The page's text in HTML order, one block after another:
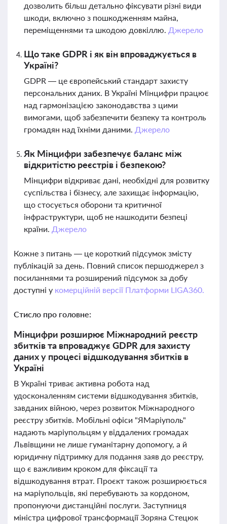
дозволить більш детально фіксувати різні види
шкоди, включно з пошкодженням майна,
переміщеннями та шкодою довкіллю. Джерело
Що таке GDPR і як він впроваджується в
Україні?
GDPR — це європейський стандарт захисту
персональних даних. В Україні Мінцифри працює
над гармонізацією законодавства з цими
вимогами, щоб забезпечити безпеку та контроль
громадян над їхніми даними. Джерело
Як Мінцифри забезпечує баланс між
відкритістю реєстрів і безпекою?
Мінцифри відкриває дані, необхідні для розвитку
суспільства і бізнесу, але захищає інформацію,
що стосується оборони та критичної
інфраструктури, щоб не нашкодити безпеці
країни. Джерело
Кожне з питань — це короткий підсумок змісту
публікацій за день. Повний список першоджерел з
посиланнями та розширений підсумок за добу
доступні у комерційній версії Платформи LIGA360.
Стисло про головне:
Мінцифри розширює Міжнародний реєстр
збитків та впроваджує GDPR для захисту
даних у процесі відшкодування збитків в
Україні
В Україні триває активна робота над
удосконаленням системи відшкодування збитків,
завданих війною, через розвиток Міжнародного
реєстру збитків. Мобільні офіси "ЯМаріуполь"
надають маріупольцям у віддалених громадах
Львівщини не лише гуманітарну допомогу, а й
юридичну підтримку для подання заяв до реєстру,
що є важливим кроком для фіксації та
відшкодування втрат. Проєкт також розширюється
на маріупольців, які перебувають за кордоном,
пропонуючи дистанційні послуги. Заступниця
міністра цифрової трансформації Зоряна Стецюк